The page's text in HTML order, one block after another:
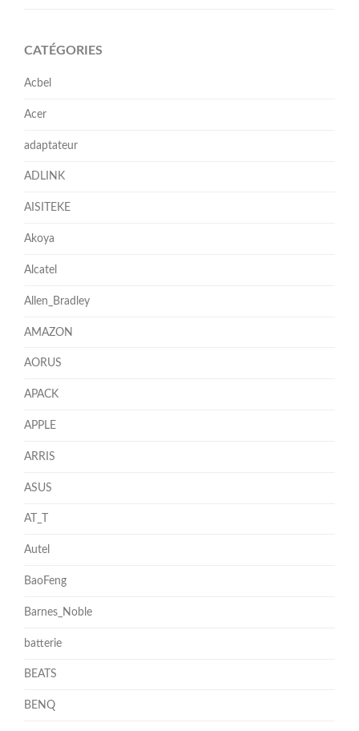
CATÉGORIES
Acbel
Acer
adaptateur
ADLINK
AISITEKE
Akoya
Alcatel
Allen_Bradley
AMAZON
AORUS
APACK
APPLE
ARRIS
ASUS
AT_T
Autel
BaoFeng
Barnes_Noble
batterie
BEATS
BENQ